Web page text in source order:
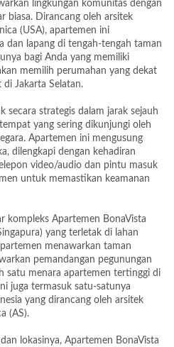
lingkungan komunitas dengan
biasa. Dirancang oleh arsitek
(USA), apartemen ini
dan lapang di tengah-tengah taman
bagi Anda yang memiliki
memilih perumahan yang dekat
Jakarta Selatan.
secara strategis dalam jarak sejauh
yang sering dikunjungi oleh
Apartemen ini mengusung
dilengkapi dengan kehadiran
video/audio dan pintu masuk
untuk memastikan keamanan
kompleks Apartemen BonaVista
yang terletak di lahan
menawarkan taman
pemandangan pegunungan
satu menara apartemen tertinggi di
juga termasuk satu-satunya
yang dirancang oleh arsitek
(AS).
lokasinya, Apartemen BonaVista